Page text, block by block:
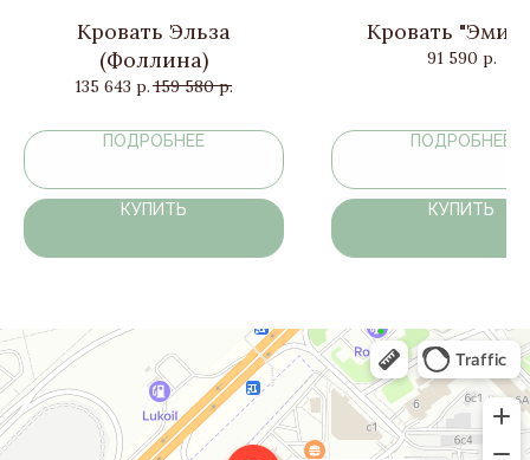
Кровать Эльза
(Фоллина)
135 643 р. 159 580 р.
ПОДРОБНЕЕ
КУПИТЬ
Кровать
91 590 р.
ПОДРОБНЕЕ
КУПИТЬ
Дом комфорта
Магазин мебели в Москве и Московской области
Мягкая мебель в Москве и Московской области